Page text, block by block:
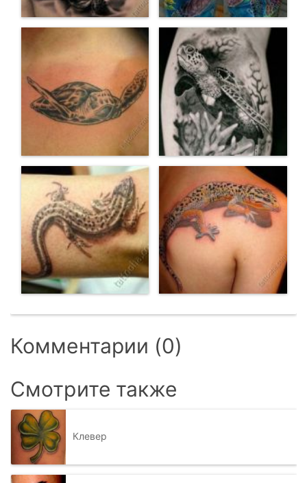
Комментарии (0)
Смотрите также
Клевер